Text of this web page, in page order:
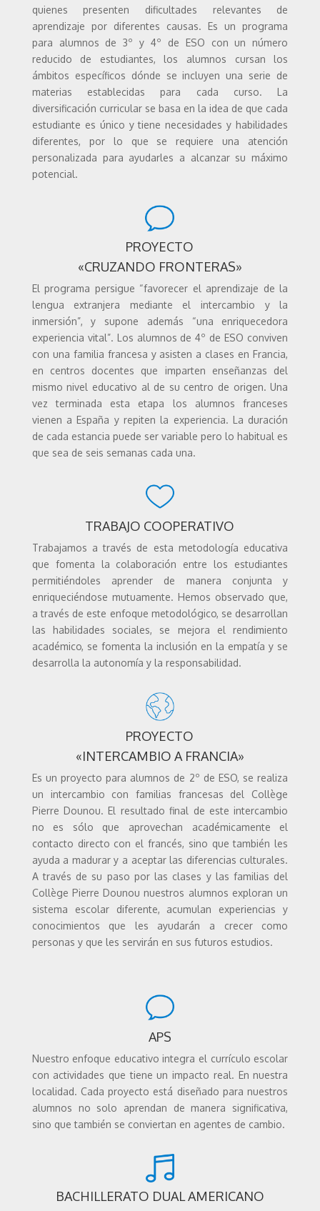
quienes presenten dificultades relevantes de
aprendizaje por diferentes causas.Es un programa
para alumnos de 3º y 4º de ESO con un número
reducido de estudiantes, los alumnos cursan los
ámbitos específicos dónde se incluyen una serie de
materias establecidas para cada curso.La
diversificación curricular se basa en la idea de que cada
estudiante es único y tiene necesidades y habilidades
diferentes, por lo que se requiere una atención
personalizada para ayudarles a alcanzar su máximo
potencial.
PROYECTO
«CRUZANDO FRONTERAS»
El programa persigue “favorecer el aprendizaje de la
lengua extranjera mediante el intercambio y la
inmersión”, y supone además “una enriquecedora
experiencia vital”. Los alumnos de 4º de ESO conviven
con una familia francesa y asisten a clases en Francia,
en centros docentes que imparten enseñanzas del
mismo nivel educativo al de su centro de origen. Una
vez terminada esta etapa los alumnos franceses
vienen a España y repiten la experiencia. La duración
de cada estancia puede ser variable pero lo habitual es
que sea de seis semanas cada una.
TRABAJO COOPERATIVO
Trabajamos a través de esta metodología educativa
que fomenta la colaboración entre los estudiantes
permitiéndoles aprender de manera conjunta y
enriqueciéndose mutuamente. Hemos observado que,
a través de este enfoque metodológico, se desarrollan
las habilidades sociales, se mejora el rendimiento
académico, se fomenta la inclusión en la empatía y se
desarrolla la autonomía y la responsabilidad.
PROYECTO
«INTERCAMBIO A FRANCIA»
Es un proyecto para alumnos de 2º de ESO, se realiza
un intercambio con familias francesas del Collège
Pierre Dounou.El resultado final de este intercambio
no es sólo que aprovechan académicamente el
contacto directo con el francés, sino que también les
ayuda a madurar y a aceptar las diferencias culturales.
A través de su paso por las clases y las familias del
Collège Pierre Dounou nuestros alumnos exploran un
sistema escolar diferente, acumulan experiencias y
conocimientos que les ayudarán a crecer como
personas y que les servirán en sus futuros estudios.
APS
Nuestro enfoque educativo integra el currículo escolar
con actividades que tiene un impacto real. En nuestra
localidad. Cada proyecto está diseñado para nuestros
alumnos no solo aprendan de manera significativa,
sino que también se conviertan en agentes de cambio.
BACHILLERATO DUAL AMERICANO